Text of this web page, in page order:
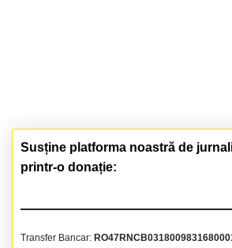
Susține platforma noastră de
printr-o donație:
Transfer Bancar: